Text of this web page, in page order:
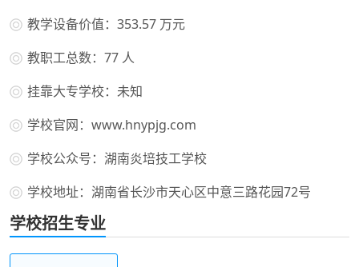
教学设备价值：353.57 万元
教职工总数：77 人
挂靠大专学校：未知
学校官网：www.hnypjg.com
学校公众号：湖南炎培技工学校
学校地址：湖南省长沙市天心区中意三路花园72号
学校招生专业